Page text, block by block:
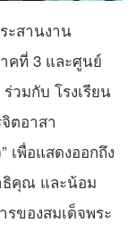
ะสานงาน
คที่ 3 และศูนย์
วมกับ โรงเรียน
ตอาสา
เพื่อแสดงออกถึง
ธิคุณ และน้อม
ของสมเด็จพระ